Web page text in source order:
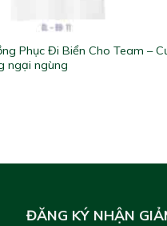
Phục Đi Biển Cho Team –
ngại ngùng
ĐĂNG KÝ NHẬN